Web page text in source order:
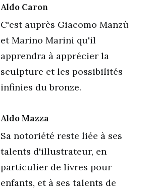
Aldo Caron
C'est auprès Giacomo Manzù
et Marino Marini qu'il
apprendra à apprécier la
sculpture et les possibilités
infinies du bronze.
Aldo Mazza
Sa notoriété reste liée à ses
talents d'illustrateur, en
particulier de livres pour
enfants, et à ses talents de